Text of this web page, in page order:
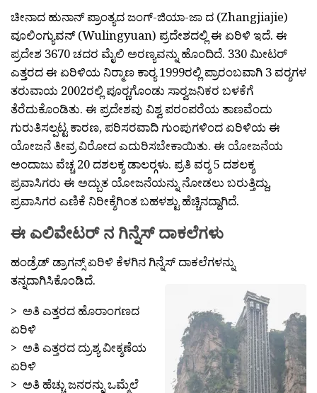
ಚೀನಾದ ಹುನಾನ್ ಪ್ರಾಂತ್ಯದ ಜಂಗ್-ಜಿಯಾ-ಜಾ ದ (Zhangjiajie)
ವೂಲಿಂಗ್ಯುವನ್ (Wulingyuan) ಪ್ರದೇಶದಲ್ಲಿ ಈ ಏರಿಳಿ ಇದೆ. ಈ
ಪ್ರದೇಶ 3670 ಚದರ ಮೈಲಿ ಅರಣ್ಯವನ್ನು ಹೊಂದಿದೆ. 330 ಮೀಟರ್
ಎತ್ತರದ ಈ ಏರಿಳಿಯ ನಿರ‍್ಮಾಣ ಕಾರ‍್ಯ 1999ರಲ್ಲಿ ಪ್ರಾರಂಬವಾಗಿ 3 ವರ‍್ಶಗಳ
ತರುವಾಯ 2002ರಲ್ಲಿ ಪೂರ‍್ಣಗೊಂಡು ಸಾರ‍್ವಜನಿಕರ ಬಳಕೆಗೆ
ತೆರೆದುಕೊಂಡಿತು. ಈ ಪ್ರದೇಶವು ವಿಶ್ವ ಪರಂಪರೆಯ ತಾಣವೆಂದು
ಗುರುತಿಸಲ್ಪಟ್ಟ ಕಾರಣ, ಪರಿಸರವಾದಿ ಗುಂಪುಗಳಿಂದ ಏರಿಳಿಯ ಈ
ಯೋಜನೆ ತೀವ್ರ ವಿರೋದ ಎದುರಿಸಬೇಕಾಯಿತು. ಈ ಯೋಜನೆಯ
ಅಂದಾಜು ವೆಚ್ಚ 20 ದಶಲಕ್ಶ ಡಾಲರ್‍ಗಳು. ಪ್ರತಿ ವರ‍್ಶ 5 ದಶಲಕ್ಶ
ಪ್ರವಾಸಿಗರು ಈ ಅದ್ಬುತ ಯೋಜನೆಯನ್ನು ನೋಡಲು ಬರುತ್ತಿದ್ದು,
ಪ್ರವಾಸಿಗರ ಎಣಿಕೆ ನಿರೀಕ್ಶೆಗಿಂತ ಬಹಳಶ್ಟು ಹೆಚ್ಚಿನದ್ದಾಗಿದೆ.
ಈ ಎಲಿವೇಟರ್ ನ ಗಿನ್ನೆಸ್ ದಾಕಲೆಗಳು
ಹಂಡ್ರೆಡ್ ಡ್ರಾಗನ್ಸ್ ಏರಿಳಿ ಕೆಳಗಿನ ಗಿನ್ನೆಸ್ ದಾಕಲೆಗಳನ್ನು
ತನ್ನದಾಗಿಸಿಕೊಂಡಿದೆ.
> ಅತಿ ಎತ್ತರದ ಹೊರಾಂಗಣದ
ಏರಿಳಿ
> ಅತಿ ಎತ್ತರದ ದ್ರುಶ್ಯ ವೀಕ್ಶಣೆಯ
ಏರಿಳಿ
> ಅತಿ ಹೆಚ್ಚು ಜನರನ್ನು ಒಮ್ಮೆಲೆ